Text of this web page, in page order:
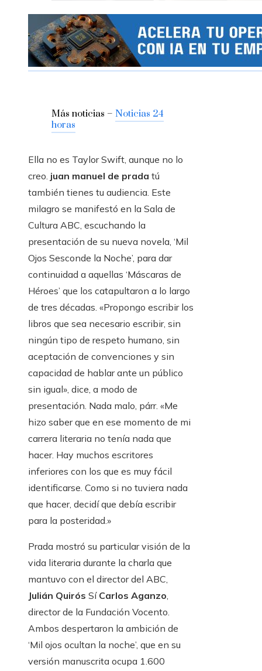
Más noticias – Noticias 24
horas
Ella no es Taylor Swift, aunque no lo
creo. juan manuel de prada tú
también tienes tu audiencia. Este
milagro se manifestó en la Sala de
Cultura ABC, escuchando la
presentación de su nueva novela, ‘Mil
Ojos Sesconde la Noche’, para dar
continuidad a aquellas ‘Máscaras de
Héroes’ que los catapultaron a lo largo
de tres décadas. «Propongo escribir los
libros que sea necesario escribir, sin
ningún tipo de respeto humano, sin
aceptación de convenciones y sin
capacidad de hablar ante un público
sin igual», dice, a modo de
presentación. Nada malo, párr. «Me
hizo saber que en ese momento de mi
carrera literaria no tenía nada que
hacer. Hay muchos escritores
inferiores con los que es muy fácil
identificarse. Como si no tuviera nada
que hacer, decidí que debía escribir
para la posteridad.»
Prada mostró su particular visión de la
vida literaria durante la charla que
mantuvo con el director del ABC,
Julián Quirós Sí Carlos Aganzo,
director de la Fundación Vocento.
Ambos despertaron la ambición de
‘Mil ojos ocultan la noche’, que en su
versión manuscrita ocupa 1.600